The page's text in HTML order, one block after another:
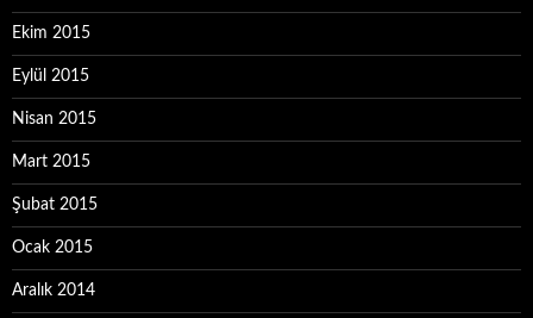
Ekim 2015
Eylül 2015
Nisan 2015
Mart 2015
Şubat 2015
Ocak 2015
Aralık 2014